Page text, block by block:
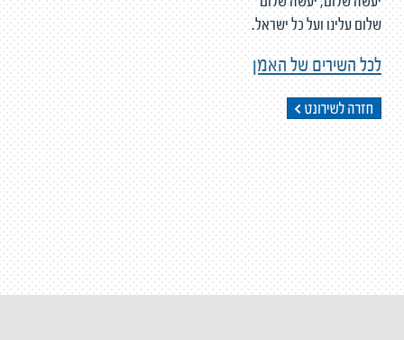
יעשה שלום, יעשה שלום
שלום עלינו ועל כל ישראל.
לכל השירים של האמן